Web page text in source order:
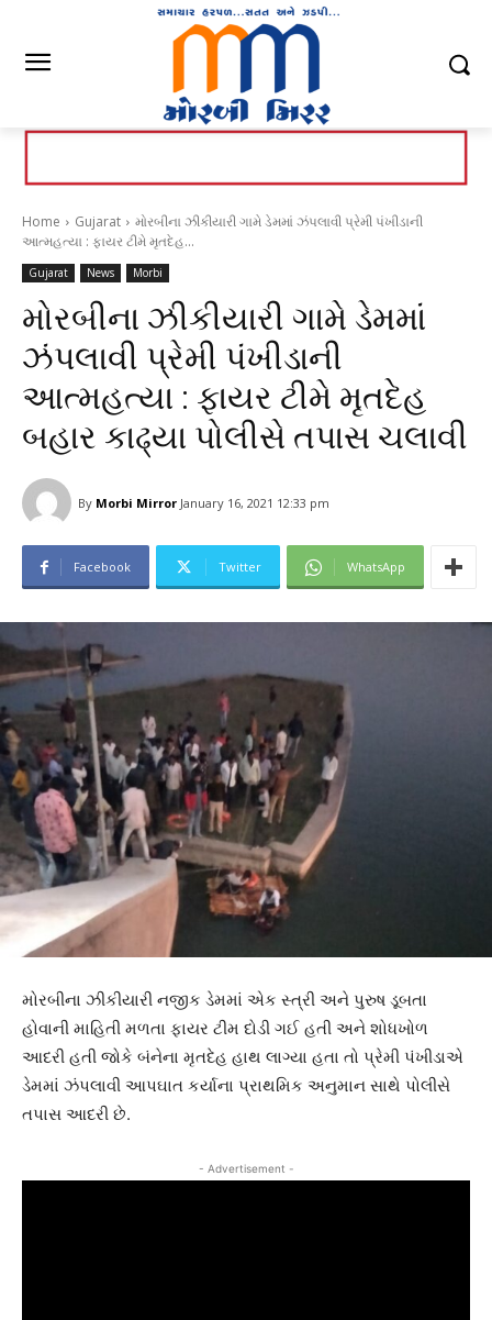
Home Gujarat
મોરબીના ઝીકીયારી ગામે ડેમમાં ઝંપલાવી પ્રેમી પંખીડાની
આત્મહત્યા : ફાયર ટીમે મૃતદેહ...
Gujarat News Morbi
મોરબીના ઝીકીયારી ગામે ડેમમાં
ઝંપલાવી પ્રેમી પંખીડાની
આત્મહત્યા : ફાયર ટીમે મૃતદેહ
બહાર કાઢ્યા પોલીસે તપાસ ચલાવી
By Morbi Mirror January 16, 2021 12:33 pm
Facebook Twitter WhatsApp
મોરબીના ઝીકીયારી નજીક ડેમમાં એક સ્ત્રી અને પુરુષ ડૂબતા
હોવાની માહિતી મળતા ફાયર ટીમ દોડી ગઈ હતી અને શોધખોળ
આદરી હતી જોકે બંનેના મૃતદેહ હાથ લાગ્યા હતા તો પ્રેમી પંખીડાએ
ડેમમાં ઝંપલાવી આપઘાત કર્યાના પ્રાથમિક અનુમાન સાથે પોલીસે
તપાસ આદરી છે.
- Advertisement -